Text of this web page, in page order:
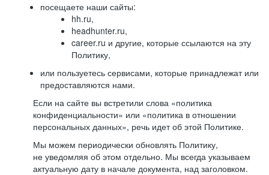
посещаете наши сайты:
hh.ru,
headhunter.ru,
career.ru и другие, которые ссылаются на эту
Политику,
или пользуетесь сервисами, которые принадлежат или
предоставляются нами.
Если на сайте вы встретили слова «политика
конфиденциальности» или «политика в отношении
персональных данных», речь идет об этой Политике.
Мы можем периодически обновлять Политику,
не уведомляя об этом отдельно. Мы всегда указываем
актуальную дату в начале документа, над заголовком.